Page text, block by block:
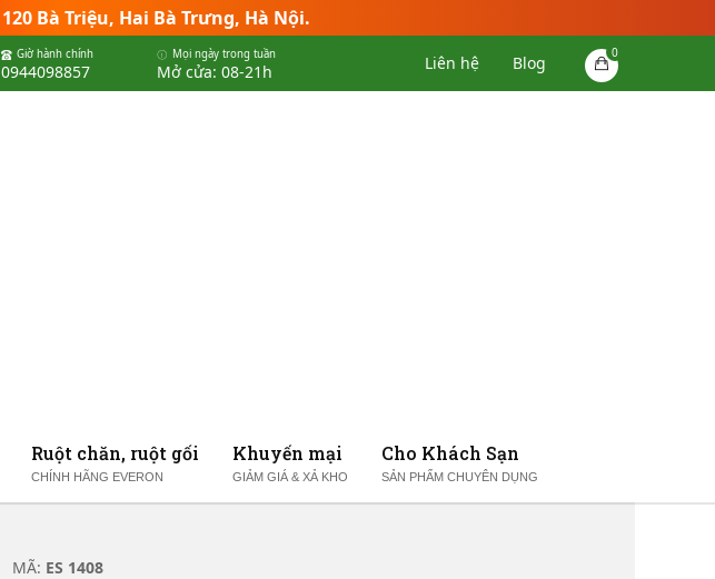
120 Bà Triệu, Hai Bà Trưng, Hà Nội.
Giờ hành chính
0944098857
Mọi ngày trong tuần
Mở cửa: 08-21h
0
Blog
Liên hệ
Ruột chăn, ruột gối
CHÍNH HÃNG EVERON
Khuyến mại
GIẢM GIÁ & XẢ KHO
Cho Khách Sạn
SẢN PHẨM CHUYÊN DỤNG
MÃ: ES 1408